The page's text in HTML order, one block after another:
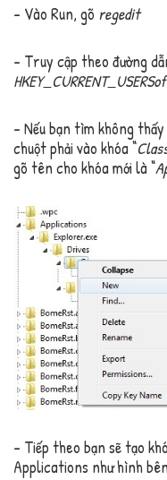
– Vào Run, gõ regedit
– Truy cập theo đường
– Nếu bạn tìm không thấy
chuột phải vào khóa “
gõ tên cho khóa mới là “
– Tiếp theo bạn sẽ tạo
Applications như hình